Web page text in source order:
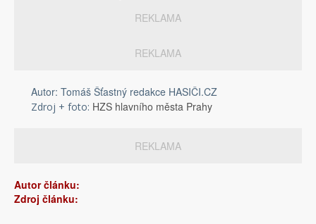
REKLAMA
REKLAMA
Autor: Tomáš Šťastný redakce HASIČI.CZ
Zdroj + foto: HZS hlavního města Prahy
REKLAMA
Autor článku:
Zdroj článku: